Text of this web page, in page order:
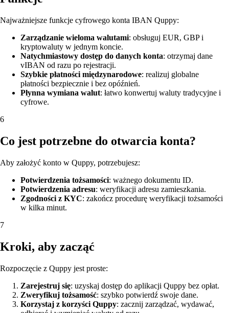
Najważniejsze funkcje cyfrowego konta IBAN Quppy:
Zarządzanie wieloma walutami: obsługuj EUR, GBP i
kryptowaluty w jednym koncie.
Natychmiastowy dostęp do danych konta: otrzymaj dane
vIBAN od razu po rejestracji.
Szybkie płatności międzynarodowe: realizuj globalne
płatności bezpiecznie i bez opóźnień.
Płynna wymiana walut: łatwo konwertuj waluty tradycyjne i
cyfrowe.
6
Co jest potrzebne do otwarcia konta?
Aby założyć konto w Quppy, potrzebujesz:
Potwierdzenia tożsamości: ważnego dokumentu ID.
Potwierdzenia adresu: weryfikacji adresu zamieszkania.
Zgodności z KYC: zakończ procedurę weryfikacji tożsamości
w kilka minut.
7
Kroki, aby zacząć
Rozpoczęcie z Quppy jest proste:
Zarejestruj się: uzyskaj dostęp do aplikacji Quppy bez opłat.
Zweryfikuj tożsamość: szybko potwierdź swoje dane.
Korzystaj z korzyści Quppy: zacznij zarządzać, wydawać,